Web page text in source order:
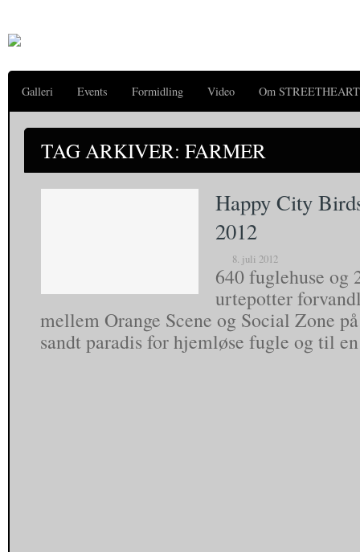
Galleri Events Formidling Video Om STREETHEART
TAG ARKIVER: FARMER
Happy City
2012
8. juli 2012
640 fuglehuse og
urtepotter
mellem Orange Scene og Social Zone
sandt paradis for hjemløse fugle og til